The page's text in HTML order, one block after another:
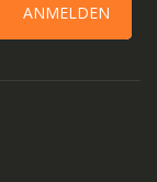
ANMELDEN